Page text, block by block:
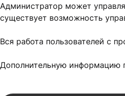
Администратор может
существует возможность
Вся работа пользователей с
Дополнительную информацию